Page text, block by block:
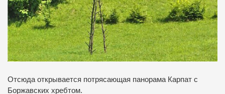
Отсюда открывается потрясающая панорама Карпат с
Боржавских хребтом.